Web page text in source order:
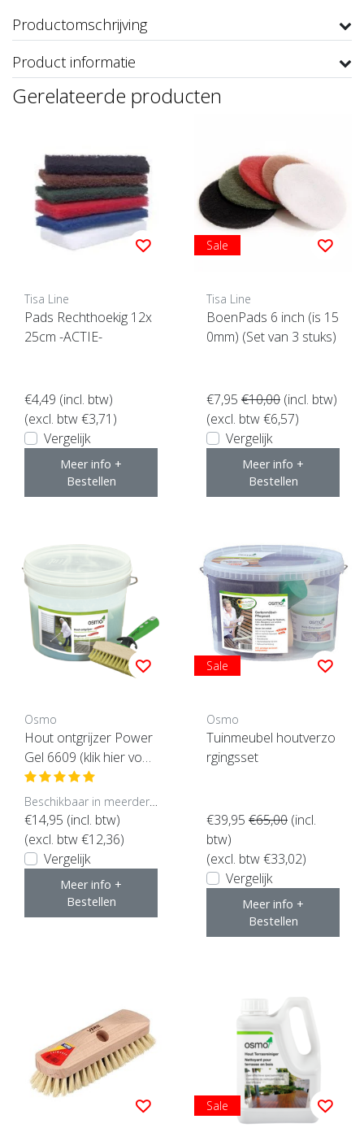
Productomschrijving
Product informatie
Gerelateerde producten
Tisa Line
Pads Rechthoekig 12x
25cm -ACTIE-
€4,49 (incl. btw)
(excl. btw €3,71)
Vergelijk
Meer info +
Bestellen
Sale
Tisa Line
BoenPads 6 inch (is 15
0mm) (Set van 3 stuks)
€7,95 €10,00 (incl. btw)
(excl. btw €6,57)
Vergelijk
Meer info +
Bestellen
Osmo
Hout ontgrijzer Power
Gel 6609 (klik hier voor
de inhoud)
Beschikbaar in meerdere opties
€14,95 (incl. btw)
(excl. btw €12,36)
Vergelijk
Meer info +
Bestellen
Sale
Osmo
Tuinmeubel houtverzo
rgingsset
€39,95 €65,00 (incl.
btw)
(excl. btw €33,02)
Vergelijk
Meer info +
Bestellen
Sale